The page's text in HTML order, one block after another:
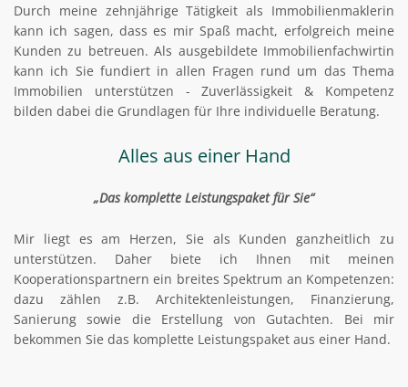
Durch meine zehnjährige Tätigkeit als Immobilienmaklerin
kann ich sagen, dass es mir Spaß macht, erfolgreich meine
Kunden zu betreuen. Als ausgebildete Immobilienfachwirtin
kann ich Sie fundiert in allen Fragen rund um das Thema
Immobilien unterstützen - Zuverlässigkeit & Kompetenz
bilden dabei die Grundlagen für Ihre individuelle Beratung.
Alles aus einer Hand
„Das komplette Leistungspaket für Sie“
Mir liegt es am Herzen, Sie als Kunden ganzheitlich zu
unterstützen. Daher biete ich Ihnen mit meinen
Kooperationspartnern ein breites Spektrum an Kompetenzen:
dazu zählen z.B. Architektenleistungen, Finanzierung,
Sanierung sowie die Erstellung von Gutachten. Bei mir
bekommen Sie das komplette Leistungspaket aus einer Hand.